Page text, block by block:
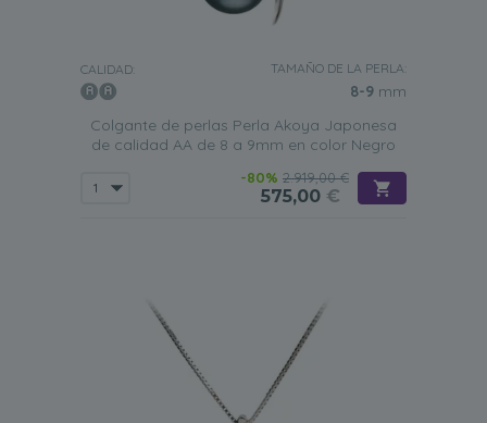
CALIDAD: TAMAÑO DE LA PERLA:
8-9 mm
Colgante de perlas Perla Akoya Japonesa
de calidad AA de 8 a 9mm en color Negro
-80% 2.919,00 €
575,00 €